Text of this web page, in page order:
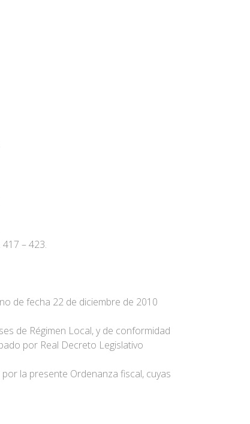
– 423.
de fecha 22 de diciembre de 2010
de Régimen Local, y de conformidad
por Real Decreto Legislativo
la presente Ordenanza fiscal, cuyas